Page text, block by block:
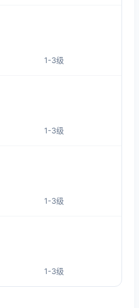
1-3级
1-3级
1-3级
1-3级